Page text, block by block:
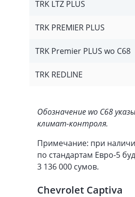
TRK LTZ PLUS
TRK PREMIER PLUS
TRK Premier PLUS wo C68
TRK REDLINE
Обозначение wo C68
климат-контроля.
Примечание: при
по стандартам Евро-5
3 136 000 сумов.
Chevrolet Captiva